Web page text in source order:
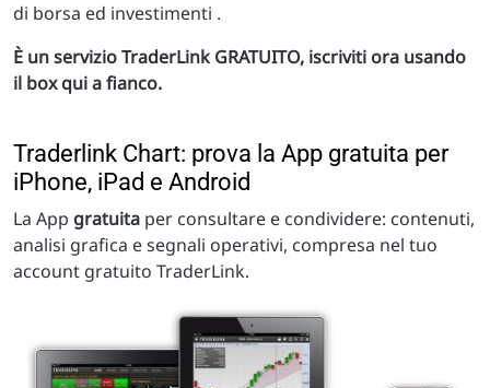
di borsa ed investimenti .
È un servizio TraderLink GRATUITO, iscriviti ora usando
il box qui a fianco.
Traderlink Chart: prova la App gratuita per
iPhone, iPad e Android
La App gratuita per consultare e condividere: contenuti,
analisi grafica e segnali operativi, compresa nel tuo
account gratuito TraderLink.